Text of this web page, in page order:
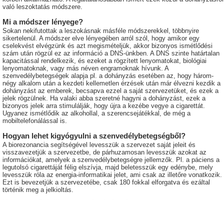
való leszoktatás módszere.
Mi a módszer lényege?
Sokan nekifutottak a leszokásnak másféle módszerekkel, többnyire
sikertelenül. A módszer elve lényegében arról szól, hogy amikor egy
cselekvést elvégzünk és azt megismételjük, akkor bizonyos ismétlődési
szám után rögzül ez az információ a DNS-ünkben. A DNS szinte határtalan
kapacitással rendelkezik, és ezeket a rögzített lenyomatokat, biológiai
lenyomatoknak, vagy más néven engramoknak hívunk. A
szenvedélybetegségek alapja pl. a dohányzás esetében az, hogy három-
négy alkalom után a kezdeti kellemetlen érzések után már élvezni kezdik a
dohányzást az emberek, becsapva ezzel a saját szervezetüket, és ezek a
jelek rögzülnek. Ha valaki abba szeretné hagyni a dohányzást, ezek a
bizonyos jelek arra stimulálják, hogy újra a kezébe vegye a cigarettát.
Ugyanez ismétlődik az alkohollal, a szerencsejátékkal, de még a
mobiltelefonálással is.
Hogyan lehet kigyógyulni a szenvedélybetegségből?
A biorezonancia segítségével levesszük a szervezet saját jeleit és
visszavezetjük a szervezetbe, de párhuzamosan levesszük azokat az
információkat, amelyek a szenvedélybetegségre jellemzők. Pl. a páciens a
legutolsó cigarettáját félig elszívja, majd beletesszük egy edénybe, mely
levesszük róla az energia-informatikai jelet, ami csak az illetőre vonatkozik.
Ezt is bevezetjük a szervezetébe, csak 180 fokkal elforgatva és ezáltal
történik meg a jelkioltás.